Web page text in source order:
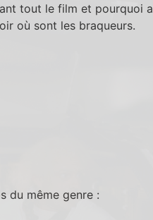
tout le film et pourquoi
où sont les braqueurs.
du même genre :